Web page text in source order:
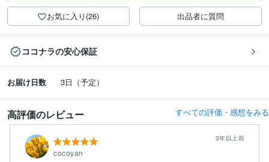
お気に入り(26) 出品者に質問
ココナラの安心保証
お届け日数 3日（予定）
高評価のレビュー すべての評価・感想をみる
cocoyan
3年以上前